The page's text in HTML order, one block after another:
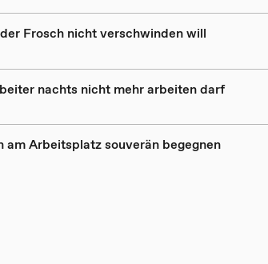
Frosch nicht verschwinden will
nachts nicht mehr arbeiten darf
am Arbeitsplatz souverän begegnen